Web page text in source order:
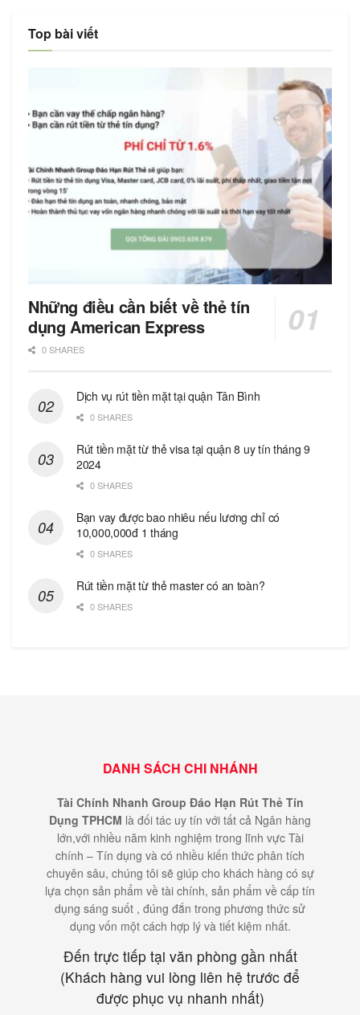
Top bài viết
Những điều cần biết về thẻ tín
dụng American Express
0 SHARES
Dịch vụ rút tiền mặt tại quận Tân Bình
0 SHARES
Rút tiền mặt từ thẻ visa tại quận 8 uy tín tháng 9
2024
0 SHARES
Bạn vay được bao nhiêu nếu lương chỉ có
10,000,000đ 1 tháng
0 SHARES
Rút tiền mặt từ thẻ master có an toàn?
0 SHARES
DANH SÁCH CHI NHÁNH
Tài Chính Nhanh Group Đáo Hạn Rút Thẻ Tín
Dụng TPHCM là đối tác uy tín với tất cả Ngân hàng
lớn,với nhiều năm kinh nghiệm trong lĩnh vực Tài
chính – Tín dụng và có nhiều kiến thức phân tích
chuyên sâu, chúng tôi sẽ giúp cho khách hàng có sự
lựa chọn sản phẩm về tài chính, sản phẩm về cấp tín
dụng sáng suốt , đúng đắn trong phương thức sử
dụng vốn một cách hợp lý và tiết kiệm nhất.
Đến trực tiếp tại văn phòng gần nhất
(Khách hàng vui lòng liên hệ trước để
được phục vụ nhanh nhất)